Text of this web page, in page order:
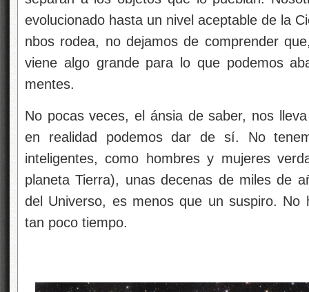
evolucionado hasta un nivel aceptable de la
nbos rodea, no dejamos de comprender
viene algo grande para lo que podemos
mentes.
No pocas veces, el ánsia de saber, nos
en realidad podemos dar de sí. No
inteligentes, como hombres y mujeres
planeta Tierra), unas decenas de miles de
del Universo, es menos que un suspiro. No
tan poco tiempo.